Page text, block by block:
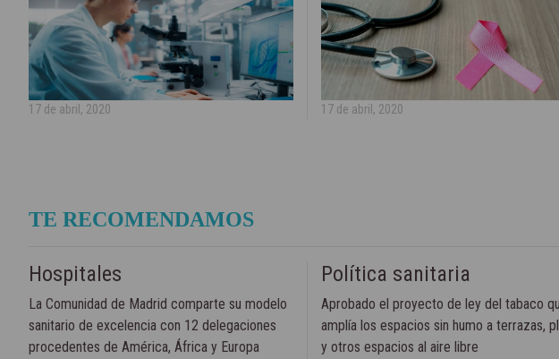
17 de abril, 2020 17 de abril, 2020
TE RECOMENDAMOS
Hospitales
La Comunidad de Madrid comparte su modelo
sanitario de excelencia con 12 delegaciones
procedentes de América, África y Europa
Política sanitaria
Aprobado el proyecto de ley del tabaco
amplía los espacios sin humo a terrazas,
y otros espacios al aire libre